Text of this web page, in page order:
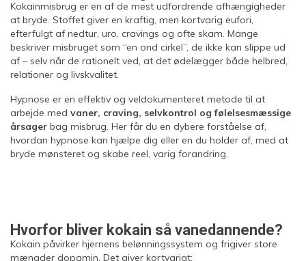
Kokainmisbrug er en af de mest udfordrende afhængigheder
at bryde. Stoffet giver en kraftig, men kortvarig eufori,
efterfulgt af nedtur, uro, cravings og ofte skam. Mange
beskriver misbruget som “en ond cirkel”, de ikke kan slippe ud
af – selv når de rationelt ved, at det ødelægger både helbred,
relationer og livskvalitet.
Hypnose er en effektiv og veldokumenteret metode til at
arbejde med vaner, craving, selvkontrol og følelsesmæssige
årsager bag misbrug. Her får du en dybere forståelse af,
hvordan hypnose kan hjælpe dig eller en du holder af, med at
bryde mønsteret og skabe reel, varig forandring.
Hvorfor bliver kokain så vanedannende?
Kokain påvirker hjernens belønningssystem og frigiver store
mængder dopamin. Det giver kortvarigt: